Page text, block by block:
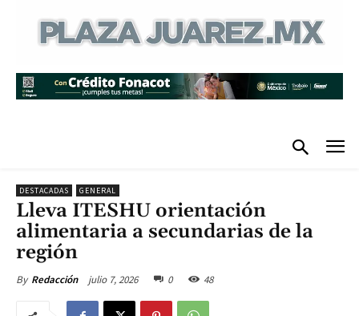
DESTACADAS GENERAL
Lleva ITESHU orientación
alimentaria a secundarias de la
región
By Redacción julio 7, 2026 0 48